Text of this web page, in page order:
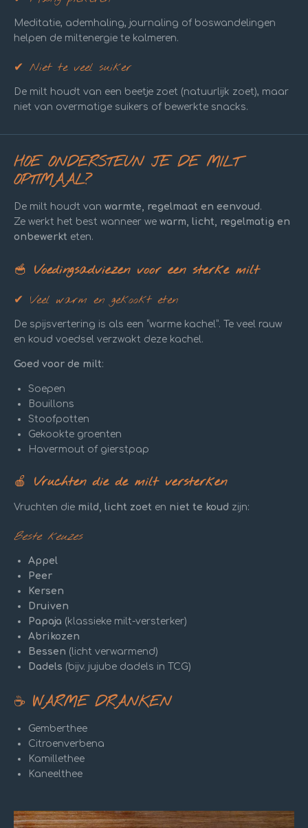
Meditatie, ademhaling, journaling of boswandelingen
helpen de miltenergie te kalmeren.
✔ Niet te veel suiker
De milt houdt van een beetje zoet (natuurlijk zoet), maar
niet van overmatige suikers of bewerkte snacks.
HOE ONDERSTEUN JE DE MILT
OPTIMAAL?
De milt houdt van warmte, regelmaat en eenvoud.
Ze werkt het best wanneer we warm, licht, regelmatig en
onbewerkt eten.
🥣 Voedingsadviezen voor een sterke milt
✔ Veel warm en gekookt eten
De spijsvertering is als een “warme kachel”. Te veel rauw
en koud voedsel verzwakt deze kachel.
Goed voor de milt:
Soepen
Bouillons
Stoofpotten
Gekookte groenten
Havermout of gierstpap
🍎 Vruchten die de milt versterken
Vruchten die mild, licht zoet en niet te koud zijn:
Beste keuzes
Appel
Peer
Kersen
Druiven
Papaja (klassieke milt-versterker)
Abrikozen
Bessen (licht verwarmend)
Dadels (bijv. jujube dadels in TCG)
☕ WARME DRANKEN
Gemberthee
Citroenverbena
Kamillethee
Kaneelthee